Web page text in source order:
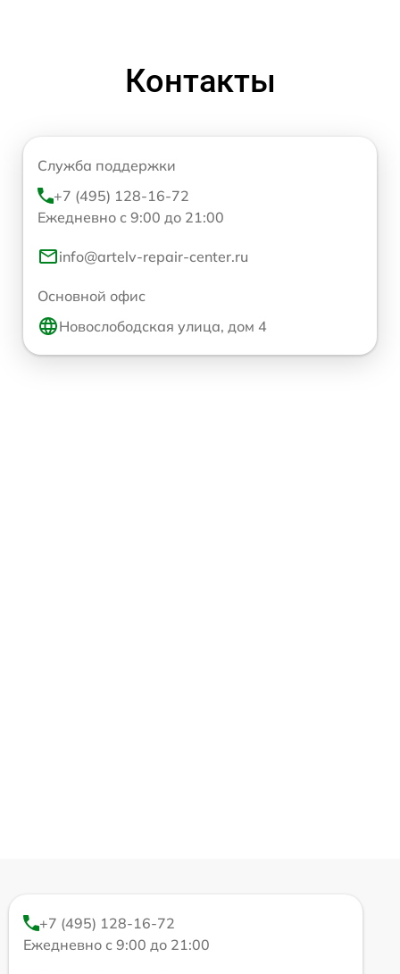
Контакты
Служба поддержки
+7 (495) 128-16-72
Ежедневно с 9:00 до 21:00
info@artelv-repair-center.ru
Основной офис
Новослободская улица, дом 4
+7 (495) 128-16-72
Ежедневно с 9:00 до 21:00